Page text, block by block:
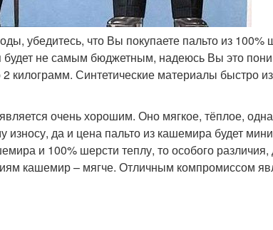
убедитесь, что Вы покупаете пальто из 100%
будет не самым бюджетным, надеюсь Вы это
килограмм. Синтетические материалы быстро
очень хорошим. Оно мягкое, тёплое,
износу, да и цена пальто из кашемира будет
и 100% шерсти теплу, то особого
кашемир – мягче. Отличным компромиссом